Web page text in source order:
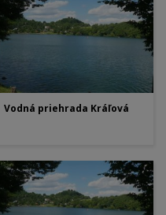
Vodná priehrada Kráľová